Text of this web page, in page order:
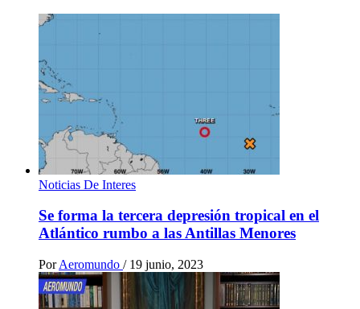
Noticias De Interes
Se forma la tercera depresión tropical en el
Atlántico rumbo a las Antillas Menores
Por Aeromundo / 19 junio, 2023